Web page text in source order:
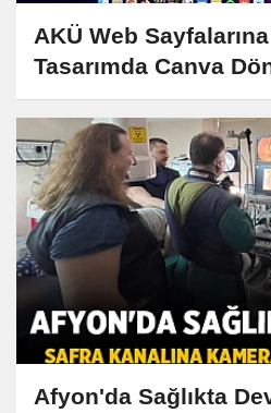
AKÜ Web
Tasarımda Canva
Afyon'da Sağlıkta